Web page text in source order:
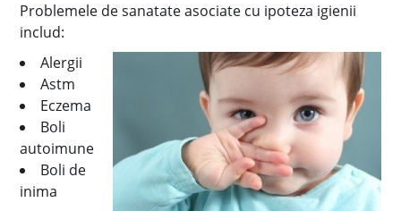
Problemele de sanatate asociate cu ipoteza igienii
includ:
Alergii
Astm
Eczema
Boli
autoimune
Boli de
inima